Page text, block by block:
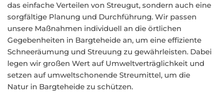
das einfache Verteilen von Streugut, sondern auch eine
sorgfältige Planung und Durchführung. Wir passen
unsere Maßnahmen individuell an die örtlichen
Gegebenheiten in Bargteheide an, um eine effiziente
Schneeräumung und Streuung zu gewährleisten. Dabei
legen wir großen Wert auf Umweltverträglichkeit und
setzen auf umweltschonende Streumittel, um die
Natur in Bargteheide zu schützen.